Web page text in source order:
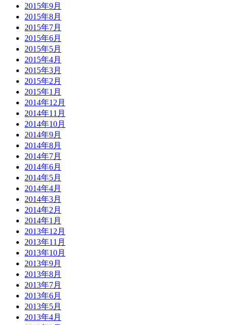
2015年9月
2015年8月
2015年7月
2015年6月
2015年5月
2015年4月
2015年3月
2015年2月
2015年1月
2014年12月
2014年11月
2014年10月
2014年9月
2014年8月
2014年7月
2014年6月
2014年5月
2014年4月
2014年3月
2014年2月
2014年1月
2013年12月
2013年11月
2013年10月
2013年9月
2013年8月
2013年7月
2013年6月
2013年5月
2013年4月